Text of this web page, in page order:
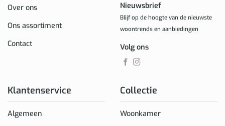
Over ons
Ons assortiment
Contact
Klantenservice
Algemeen
Collectie
Woonkamer
Nieuwsbrief
Blijf op de hoogte van de nieuwste
woontrends en aanbiedingen
Volg ons